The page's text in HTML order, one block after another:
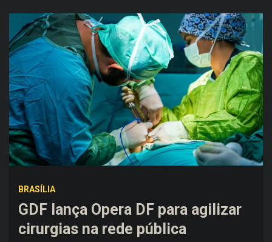
BRASÍLIA
GDF lança Opera DF para agilizar
cirurgias na rede pública